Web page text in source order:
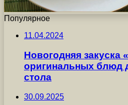
Популярное
11.04.2024
Новогодняя закуска
оригинальных блюд
стола
30.09.2025